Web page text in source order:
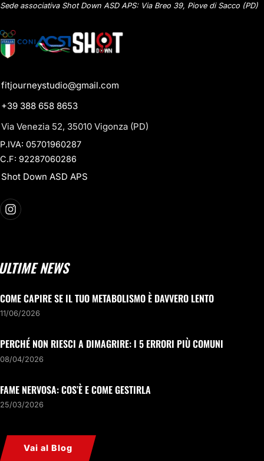
Sede associativa Shot Down ASD APS: Via Breo 39, Piove di Sacco (PD)
fitjourneystudio@gmail.com
+39 388 658 8653
Via Venezia 52, 35010 Vigonza (PD)
P.IVA: 05701960287
C.F: 92287060286
Shot Down ASD APS
NEWS
COME CAPIRE SE IL TUO METABOLISMO È DAVVERO LENTO
11/06/2026
PERCHÉ NON RIESCI A DIMAGRIRE: I 5 ERRORI PIÙ COMUNI
08/04/2026
FAME NERVOSA: COS’È E COME GESTIRLA
25/03/2026
Vai al Blog